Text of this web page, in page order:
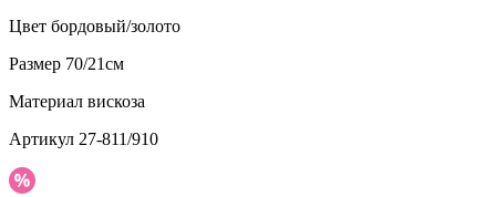
Цвет бордовый/золото
Размер 70/21см
Материал вискоза
Артикул 27-811/910